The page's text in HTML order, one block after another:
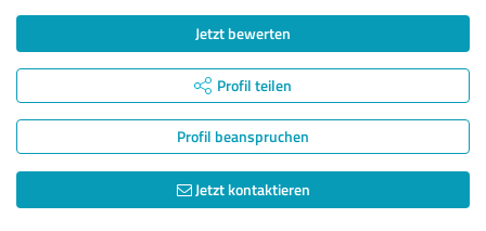
Jetzt bewerten
Profil teilen
Profil beanspruchen
Jetzt kontaktieren